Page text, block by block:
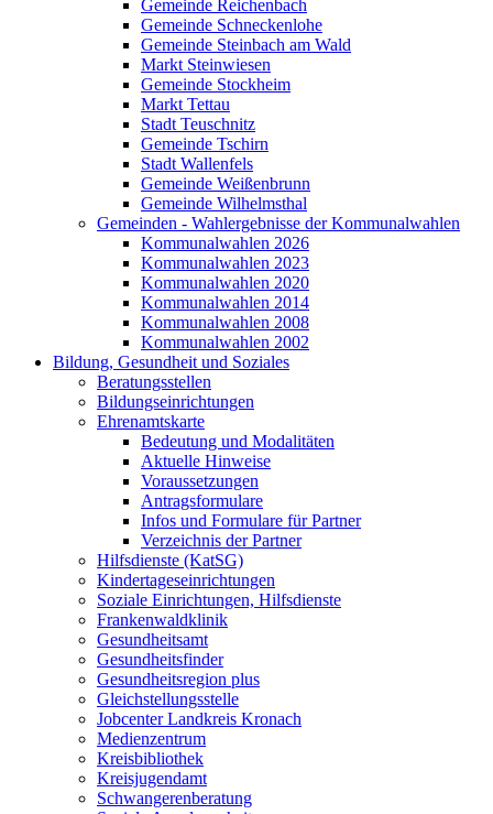
Gemeinde Reichenbach
Gemeinde Schneckenlohe
Gemeinde Steinbach am Wald
Markt Steinwiesen
Gemeinde Stockheim
Markt Tettau
Stadt Teuschnitz
Gemeinde Tschirn
Stadt Wallenfels
Gemeinde Weißenbrunn
Gemeinde Wilhelmsthal
Gemeinden - Wahlergebnisse der Kommunalwahlen
Kommunalwahlen 2026
Kommunalwahlen 2023
Kommunalwahlen 2020
Kommunalwahlen 2014
Kommunalwahlen 2008
Kommunalwahlen 2002
Bildung, Gesundheit und Soziales
Beratungsstellen
Bildungseinrichtungen
Ehrenamtskarte
Bedeutung und Modalitäten
Aktuelle Hinweise
Voraussetzungen
Antragsformulare
Infos und Formulare für Partner
Verzeichnis der Partner
Hilfsdienste (KatSG)
Kindertageseinrichtungen
Soziale Einrichtungen, Hilfsdienste
Frankenwaldklinik
Gesundheitsamt
Gesundheitsfinder
Gesundheitsregion plus
Gleichstellungsstelle
Jobcenter Landkreis Kronach
Medienzentrum
Kreisbibliothek
Kreisjugendamt
Schwangerenberatung